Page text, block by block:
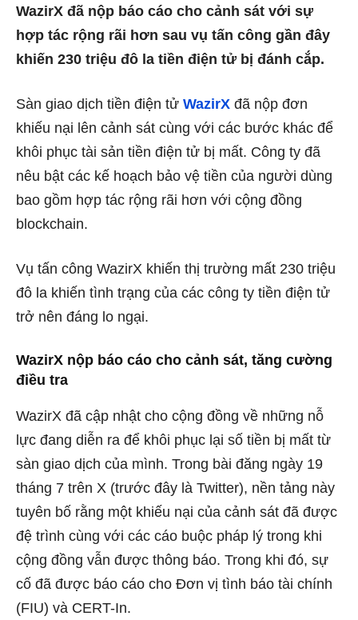
WazirX đã nộp báo cáo cho cảnh sát với sự
hợp tác rộng rãi hơn sau vụ tấn công gần đây
khiến 230 triệu đô la tiền điện tử bị đánh cắp.
Sàn giao dịch tiền điện tử WazirX đã nộp đơn
khiếu nại lên cảnh sát cùng với các bước khác để
khôi phục tài sản tiền điện tử bị mất. Công ty đã
nêu bật các kế hoạch bảo vệ tiền của người dùng
bao gồm hợp tác rộng rãi hơn với cộng đồng
blockchain.
Vụ tấn công WazirX khiến thị trường mất 230 triệu
đô la khiến tình trạng của các công ty tiền điện tử
trở nên đáng lo ngại.
WazirX nộp báo cáo cho cảnh sát, tăng cường
điều tra
WazirX đã cập nhật cho cộng đồng về những nỗ
lực đang diễn ra để khôi phục lại số tiền bị mất từ ​​
sàn giao dịch của mình. Trong bài đăng ngày 19
tháng 7 trên X (trước đây là Twitter), nền tảng này
tuyên bố rằng một khiếu nại của cảnh sát đã được
đệ trình cùng với các cáo buộc pháp lý trong khi
cộng đồng vẫn được thông báo. Trong khi đó, sự
cố đã được báo cáo cho Đơn vị tình báo tài chính
(FIU) và CERT-In.